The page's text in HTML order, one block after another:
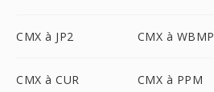
CMX à JP2 CMX à WBMP
CMX à CUR CMX à PPM